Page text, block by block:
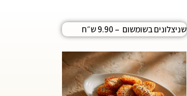
שניצלונים בשומשום – 9.90 ש״ח